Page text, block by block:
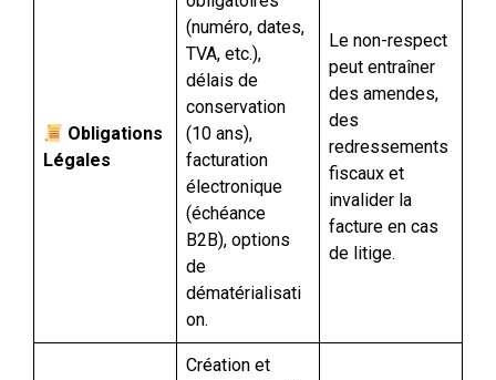
Obligations
Légales
(numéro, dates,
TVA, etc.),
délais de
conservation
(10 ans),
facturation
électronique
(échéance
B2B), options
de
dématérialisati
on.
Le non-respect
peut entraîner
des amendes,
des
redressements
fiscaux et
invalider la
facture en cas
de litige.
Création et